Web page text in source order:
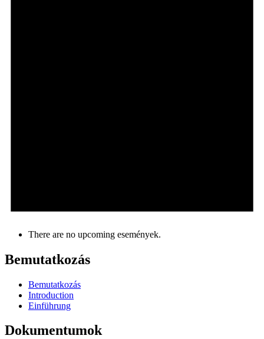
There are no upcoming események.
Bemutatkozás
Bemutatkozás
Introduction
Einführung
Dokumentumok